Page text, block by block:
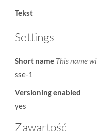
Tekst
Settings
Short name This name
sse-1
Versioning enabled
yes
Zawartość